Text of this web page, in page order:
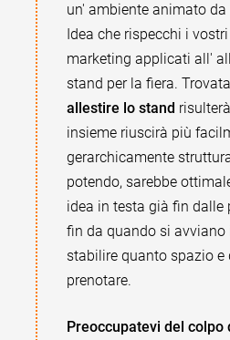
un' ambiente animato
Idea che rispecchi i
marketing applicati all'
stand per la fiera.
allestire lo stand
insieme riuscirà più
gerarchicamente
potendo, sarebbe
idea in testa già fin dalle
fin da quando si
stabilire quanto spazio e
prenotare.
Preoccupatevi del colpo